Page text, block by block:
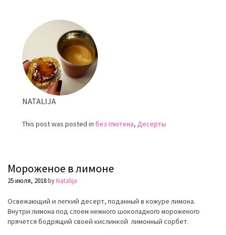
NATALIJA
This post was posted in без глютена, Десерты
Мороженое в лимоне
25 июля, 2018byNatalija
Освежающий и легкий десерт, поданный в кожуре лимона.
Внутри лимона под слоем нежного шоколадного мороженого
прячется бодрящий своей кислинкой лимонный сорбет.